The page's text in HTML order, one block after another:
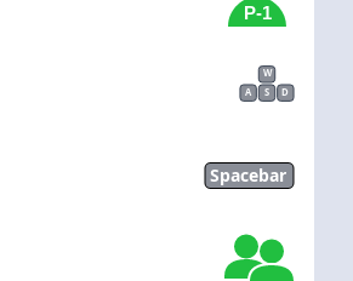
1-P
W
A
S D
Spacebar